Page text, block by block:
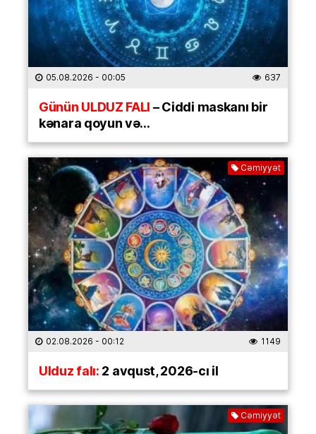
05.08.2026 - 00:05 637
Günün ULDUZ FALI– Ciddi maskanı bir
kənara qoyun və…
Cəmiyyət
02.08.2026 - 00:12 1149
Ulduz falı:2 avqust, 2026-cı il
Cəmiyyət